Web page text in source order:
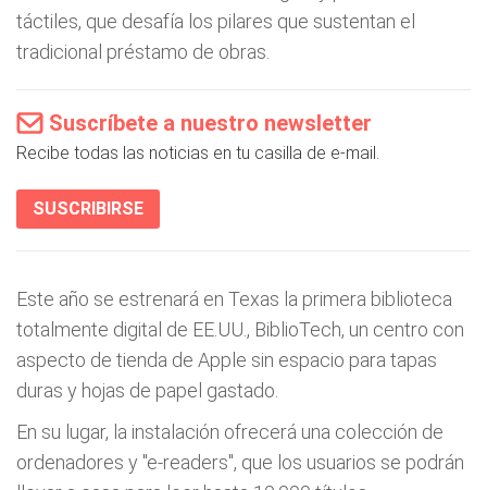
táctiles, que desafía los pilares que sustentan el
tradicional préstamo de obras.
Suscríbete a nuestro newsletter
Recibe todas las noticias en tu casilla de e-mail.
SUSCRIBIRSE
Este año se estrenará en Texas la primera biblioteca
totalmente digital de EE.UU., BiblioTech, un centro con
aspecto de tienda de Apple sin espacio para tapas
duras y hojas de papel gastado.
En su lugar, la instalación ofrecerá una colección de
ordenadores y "e-readers", que los usuarios se podrán